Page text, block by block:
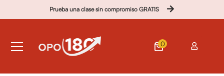
Prueba una clase sin compromiso GRATIS
0